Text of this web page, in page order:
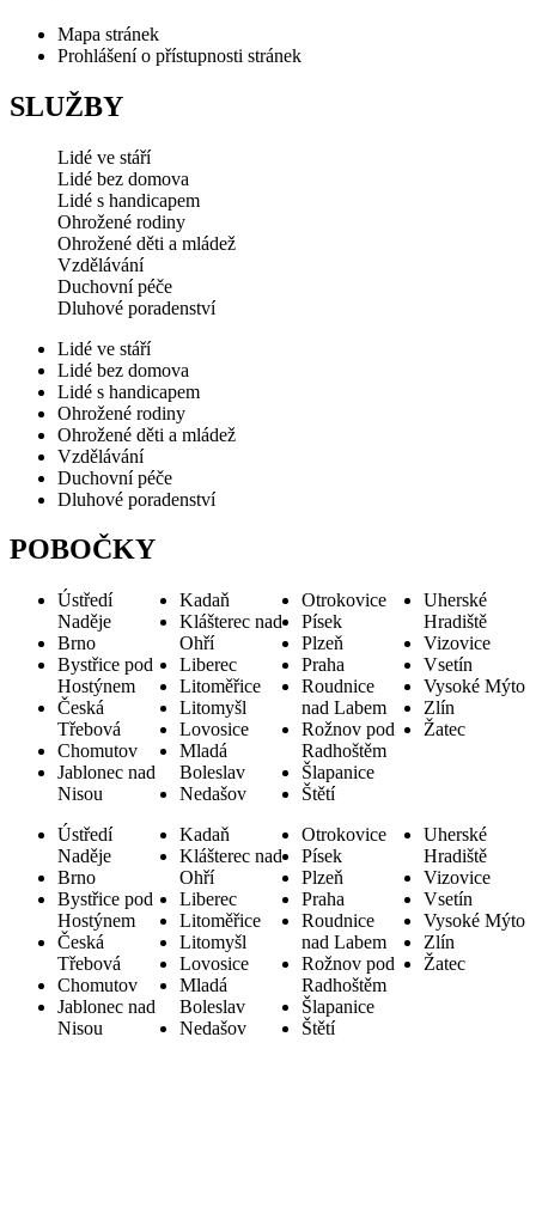
Mapa stránek
Prohlášení o přístupnosti stránek
SLUŽBY
Lidé ve stáří
Lidé bez domova
Lidé s handicapem
Ohrožené rodiny
Ohrožené děti a mládež
Vzdělávání
Duchovní péče
Dluhové poradenství
Lidé ve stáří
Lidé bez domova
Lidé s handicapem
Ohrožené rodiny
Ohrožené děti a mládež
Vzdělávání
Duchovní péče
Dluhové poradenství
POBOČKY
Ústředí
Naděje
Brno
Bystřice pod
Hostýnem
Česká
Třebová
Chomutov
Jablonec nad
Nisou
Kadaň
Klášterec nad
Ohří
Liberec
Litoměřice
Litomyšl
Lovosice
Mladá
Boleslav
Nedašov
Otrokovice
Písek
Plzeň
Praha
Roudnice
nad Labem
Rožnov pod
Radhoštěm
Šlapanice
Štětí
Uherské
Hradiště
Vizovice
Vsetín
Vysoké Mýto
Zlín
Žatec
Ústředí
Naděje
Brno
Bystřice pod
Hostýnem
Česká
Třebová
Chomutov
Jablonec nad
Nisou
Kadaň
Klášterec nad
Ohří
Liberec
Litoměřice
Litomyšl
Lovosice
Mladá
Boleslav
Nedašov
Otrokovice
Písek
Plzeň
Praha
Roudnice
nad Labem
Rožnov pod
Radhoštěm
Šlapanice
Štětí
Uherské
Hradiště
Vizovice
Vsetín
Vysoké Mýto
Zlín
Žatec